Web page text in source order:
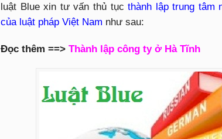
luật Blue xin tư vấn thủ tụcthành lập trung tâm
của luật pháp Việt Nam như sau:
Đọc thêm ==> Thành lập công ty ở Hà Tĩnh